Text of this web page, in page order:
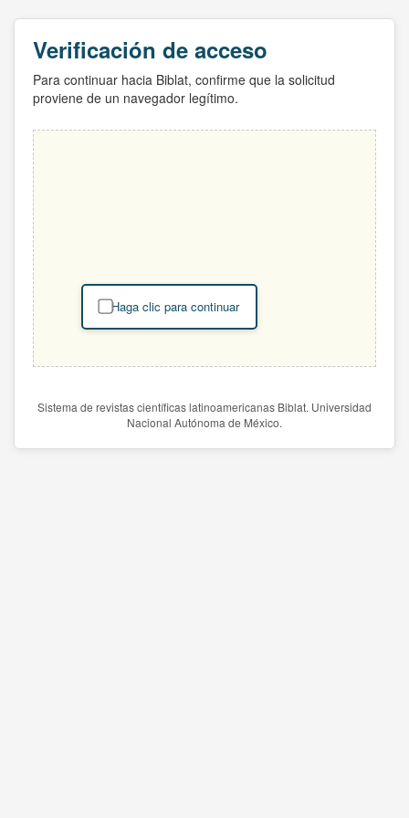
Verificación de acceso
Para continuar hacia Biblat, confirme que la solicitud
proviene de un navegador legítimo.
Haga clic para continuar
Sistema de revistas científicas latinoamericanas Biblat. Universidad
Nacional Autónoma de México.